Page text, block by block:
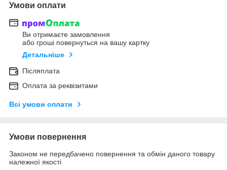
Умови оплати
Ви отримаєте замовлення
або гроші повернуться на вашу картку
Детальніше
Післяплата
Оплата за реквізитами
Всі умови оплати
Умови повернення
Законом не передбачено повернення та обмін даного товару
належної якості